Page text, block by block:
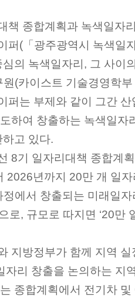
책 종합계획과 녹색일자리
퍼(「광주광역시 녹색일
의 녹색일자리, 그 사이
(카이스트 기술경영학
퍼는 부제와 같이 그간 산
하여 창출하는 녹색일자
고 있다.
8기 일자리대책 종합계
2026년까지 20만 개 일
정에서 창출되는 미래일
로, 규모로 따지면 ‘20만
지방정부가 함께 지역
자리 창출을 논의하는 지
종합계획에서 전기차